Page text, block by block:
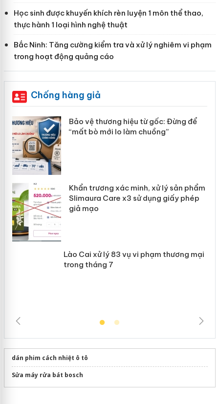
Học sinh được khuyến khích rèn luyện 1 môn thể thao,
thực hành 1 loại hình nghệ thuật
Bắc Ninh: Tăng cường kiểm tra và xử lý nghiêm vi phạm
trong hoạt động quảng cáo
Chống hàng giả
Bảo vệ thương hiệu từ gốc: Đừng để
“mất bò mới lo làm chuồng”
Khẩn trương xác minh, xử lý sản phẩm
Slimaura Care x3 sử dụng giấy phép
giả mạo
Lào Cai xử lý 83 vụ vi phạm thương
mại trong tháng 7
dán phim cách nhiệt ô tô
Sửa máy rửa bát bosch